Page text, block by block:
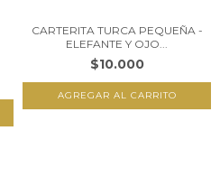
CARTERITA TURCA PEQUEÑA -
ELEFANTE Y OJO...
$10.000